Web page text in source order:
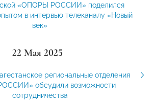
«ОПОРЫ РОССИИ» поделился
в интервью телеканалу «Новый
век»
22 Мая 2025
региональные отделения
обсудили возможности
сотрудничества